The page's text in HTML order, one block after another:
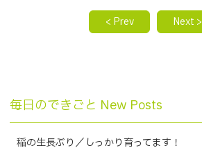
< Prev Next >
毎日のできごと New Posts
稲の生長ぶり／しっかり育ってます！